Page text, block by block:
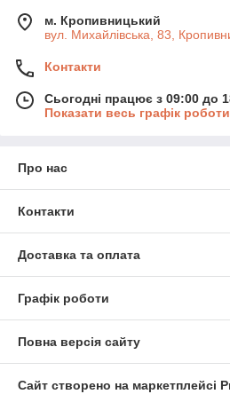
м. Кропивницький
вул. Михайлівська, 83,
Контакти
Сьогодні працює з 09:00 до
Показати весь графік роботи
Про нас
Контакти
Доставка та оплата
Графік роботи
Повна версія сайту
Сайт створено на маркетплейсі